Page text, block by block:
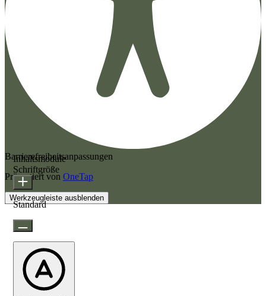
Barrierefreiheitsanpassungen
Präsentiert von OneTap
Werkzeugleiste ausblenden
Inhaltsmodule
Schriftgröße
Standard